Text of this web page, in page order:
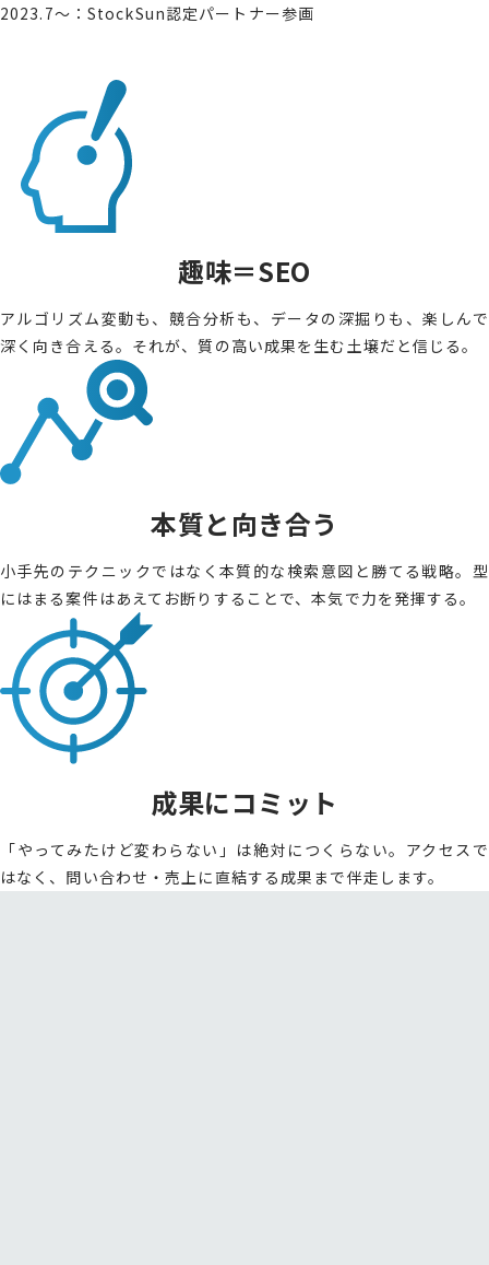
2023.7〜：StockSun認定パートナー参画
趣味＝SEO
アルゴリズム変動も、競合分析も、データの深掘りも、楽しんで
深く向き合える。それが、質の高い成果を生む土壌だと信じる。
本質と向き合う
小手先のテクニックではなく本質的な検索意図と勝てる戦略。型
にはまる案件はあえてお断りすることで、本気で力を発揮する。
成果にコミット
「やってみたけど変わらない」は絶対につくらない。アクセスで
はなく、問い合わせ・売上に直結する成果まで伴走します。